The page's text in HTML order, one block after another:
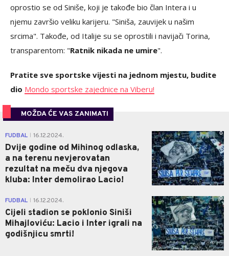
oprostio se od Siniše, koji je takođe bio član Intera i u
njemu završio veliku karijeru. "Siniša, zauvijek u našim
srcima". Takođe, od Italije su se oprostili i navijači Torina,
transparentom: "Ratnik nikada ne umire".
Pratite sve sportske vijesti na jednom mjestu, budite
dio Mondo sportske zajednice na Viberu!
MOŽDA ĆE VAS ZANIMATI
FUDBAL 16.12.2024.
Dvije godine od Mihinog odlaska,
a na terenu nevjerovatan
rezultat na meču dva njegova
kluba: Inter demolirao Lacio!
0
FUDBAL 16.12.2024.
Cijeli stadion se poklonio Siniši
Mihajloviću: Lacio i Inter igrali na
godišnjicu smrti!
0